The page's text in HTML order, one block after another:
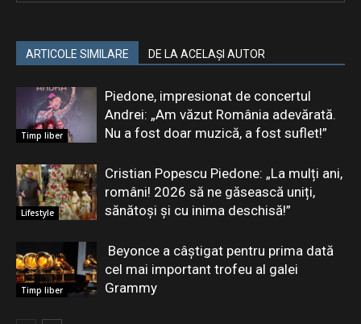
ARTICOLE SIMILARE DE LA ACELAȘI AUTOR
Timp liber
Piedone, impresionat de concertul
Andrei: „Am văzut România adevărată.
Nu a fost doar muzică, a fost suflet!”
Lifestyle
Cristian Popescu Piedone: „La mulți ani,
români! 2026 să ne găsească uniți,
sănătoși și cu inima deschisă!”
Timp liber
Beyonce a câștigat pentru prima dată
cel mai important trofeu al galei
Grammy